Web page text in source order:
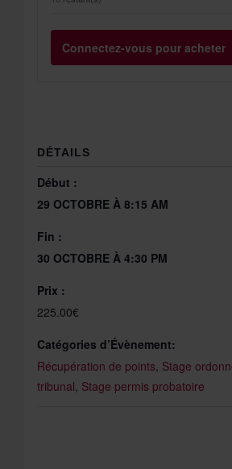
DÉTAILS
Début :
29 OCTOBRE À 8:15 AM
Fin :
30 OCTOBRE À 4:30 PM
Prix :
225.00€
Catégories d’Évènement:
Récupération de points Stage
tribunal Stage permis probatoire
de
Connectez-vous pour acheter